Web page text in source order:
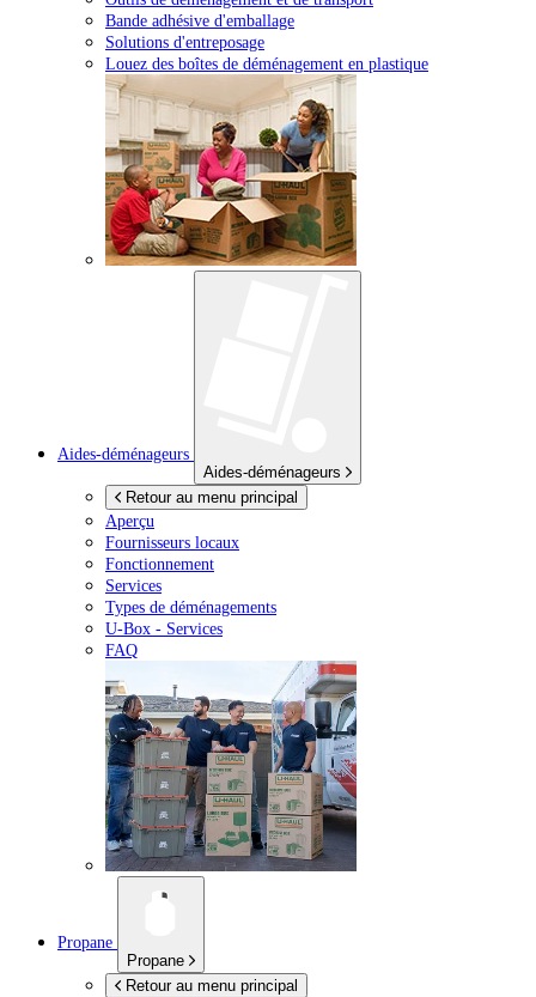
Bande adhésive d'emballage
Solutions d'entreposage
Louez des boîtes de déménagement en plastique
Aides-déménageurs
Aides-déménageurs
Retour au menu principal
Aperçu
Fournisseurs locaux
Fonctionnement
Services
Types de déménagements
U-Box - Services
FAQ
Propane
Propane
Retour au menu principal